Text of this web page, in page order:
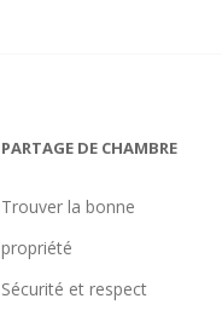
PARTAGE DE CHAMBRE
Trouver la bonne
propriété
Sécurité et respect